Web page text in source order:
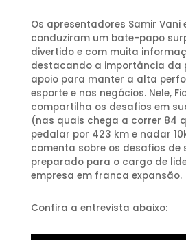
Os apresentadores Samir Vani
conduziram um bate-papo
divertido e com muita
destacando a importância da
apoio para manter a alta
esporte e nos negócios. Nele,
compartilha os desafios em
(nas quais chega a correr 84
pedalar por 423 km e nadar
comenta sobre os desafios de
preparado para o cargo de
empresa em franca expansão.
Confira a entrevista abaixo: